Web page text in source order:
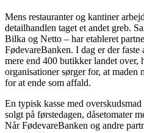
Mens restauranter og kantiner
detailhandlen taget et andet greb.
Bilka og Netto – har etableret
FødevareBanken. I dag er der
mere end 400 butikker landet
organisationer sørger for, at maden
for at ende som affald.
En typisk kasse med
solgt på førstedagen, dåsetomater
Når FødevareBanken og andre